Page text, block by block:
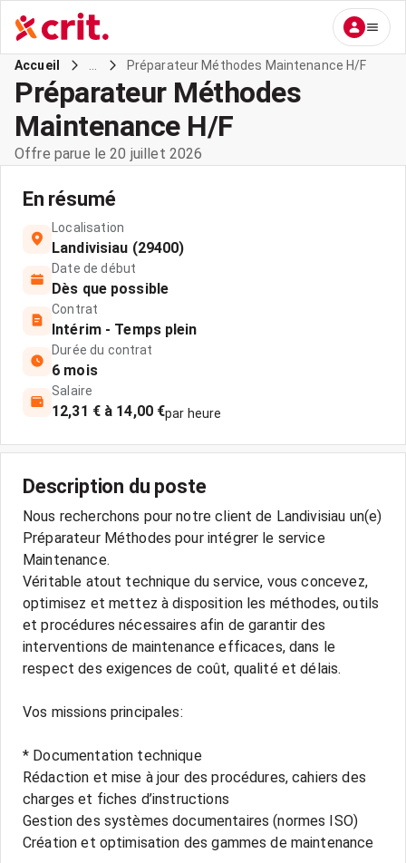
Accueil Préparateur Méthodes Maintenance H/F
Préparateur Méthodes
Maintenance H/F
Offre parue le 20 juillet 2026
En résumé
Localisation
Landivisiau (29400)
Date de début
Dès que possible
Contrat
Intérim - Temps plein
Durée du contrat
6 mois
Salaire
12,31 € à 14,00 €par heure
Description du poste
Nous recherchons pour notre client de Landivisiau un(e)
Préparateur Méthodes pour intégrer le service
Maintenance.
Véritable atout technique du service, vous concevez,
optimisez et mettez à disposition les méthodes, outils
et procédures nécessaires afin de garantir des
interventions de maintenance efficaces, dans le
respect des exigences de coût, qualité et délais.
Vos missions principales:
* Documentation technique
Rédaction et mise à jour des procédures, cahiers des
charges et fiches d’instructions
Gestion des systèmes documentaires (normes ISO)
Création et optimisation des gammes de maintenance